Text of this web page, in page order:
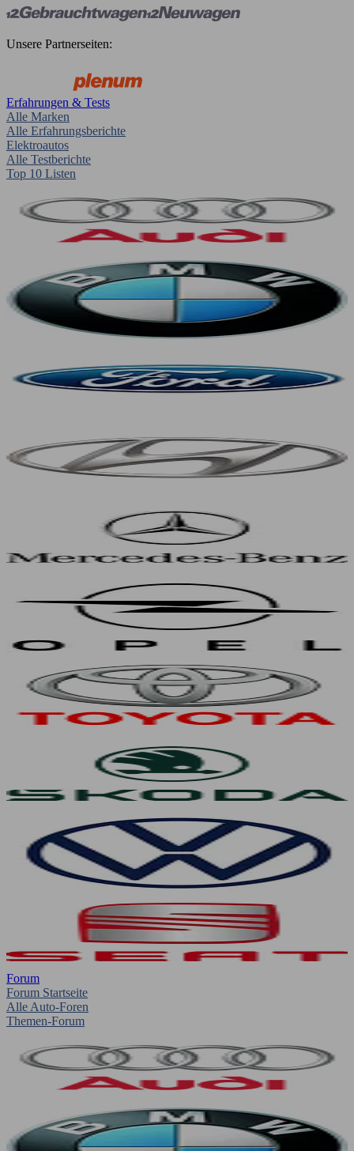
Unsere Partnerseiten:
Erfahrungen & Tests
Alle Marken
Alle Erfahrungsberichte
Elektroautos
Alle Testberichte
Top 10 Listen
Forum
Forum Startseite
Alle Auto-Foren
Themen-Forum